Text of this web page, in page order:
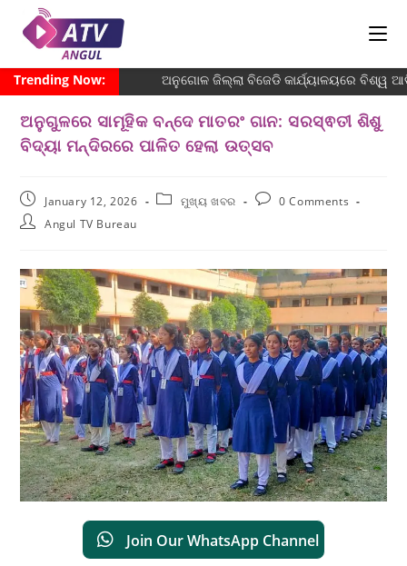
Trending Now: ଅନୁଗୋଳ ଜିଲ୍ଲା ବିଜେଡି କାର୍ଯ୍ୟାଳୟରେ ବିଶ୍ୱ
ଅନୁଗୁଳରେ ସାମୂହିକ ବନ୍ଦେ ମାତରଂ ଗାନ: ସରସ୍ଵତୀ ଶିଶୁ
ବିଦ୍ୟା ମନ୍ଦିରରେ ପାଳିତ ହେଲା ଉତ୍ସବ
January 12, 2026 ମୁଖ୍ୟ ଖବର
0 Comments
Angul TV Bureau
Join Our WhatsApp Channel